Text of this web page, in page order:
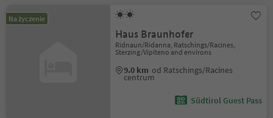
Na życzenie
Haus Braunhofer
Ridnaun/Ridanna, Ratschings/Racines,
Sterzing/Vipiteno and environs
9.0 km od Ratschings/Racines
centrum
Südtirol Guest Pass